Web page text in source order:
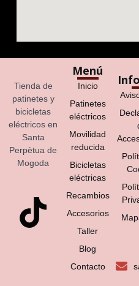
Tienda de
patinetes y
bicicletas
eléctricos en
Santa
Perpètua de
Mogoda
Menú
Inicio
Patinetes
eléctricos
Movilidad
reducida
Bicicletas
eléctricas
Recambios
Accesorios
Taller
Blog
Contacto